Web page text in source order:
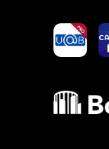
yoU@B
Bocconi